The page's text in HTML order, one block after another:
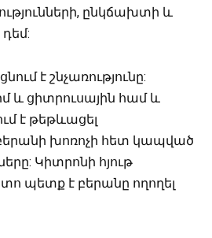
ընկճախտի և
է շնչառությունը:
և ցիտրուսային համ և
է թեթևացել
խոռոչի հետ կապված
Կիտրոնի հյութ
պետք է բերանը ողողել